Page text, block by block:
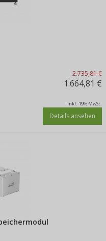
2.735,81 €
1.664,81 €
inkl. 19% MwSt.
Details ansehen